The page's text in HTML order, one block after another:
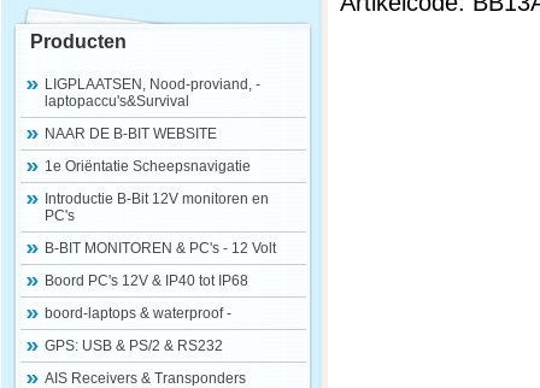
Producten
LIGPLAATSEN, Nood-proviand, -
laptopaccu's&Survival
NAAR DE B-BIT WEBSITE
1e Oriëntatie Scheepsnavigatie
Introductie B-Bit 12V monitoren en
PC's
B-BIT MONITOREN & PC's - 12 Volt
Boord PC's 12V & IP40 tot IP68
boord-laptops & waterproof -
GPS: USB & PS/2 & RS232
AIS Receivers & Transponders